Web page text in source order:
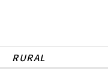
RURAL